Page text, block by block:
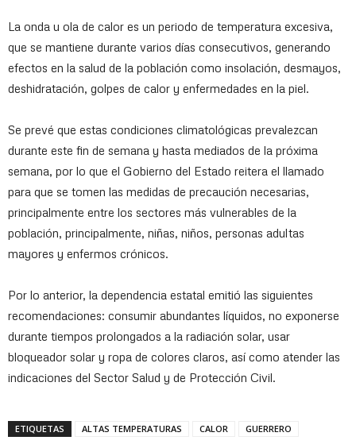
La onda u ola de calor es un periodo de temperatura excesiva,
que se mantiene durante varios días consecutivos, generando
efectos en la salud de la población como insolación, desmayos,
deshidratación, golpes de calor y enfermedades en la piel.
Se prevé que estas condiciones climatológicas prevalezcan
durante este fin de semana y hasta mediados de la próxima
semana, por lo que el Gobierno del Estado reitera el llamado
para que se tomen las medidas de precaución necesarias,
principalmente entre los sectores más vulnerables de la
población, principalmente, niñas, niños, personas adultas
mayores y enfermos crónicos.
Por lo anterior, la dependencia estatal emitió las siguientes
recomendaciones: consumir abundantes líquidos, no exponerse
durante tiempos prolongados a la radiación solar, usar
bloqueador solar y ropa de colores claros, así como atender las
indicaciones del Sector Salud y de Protección Civil.
ETIQUETAS ALTAS TEMPERATURAS CALOR GUERRERO